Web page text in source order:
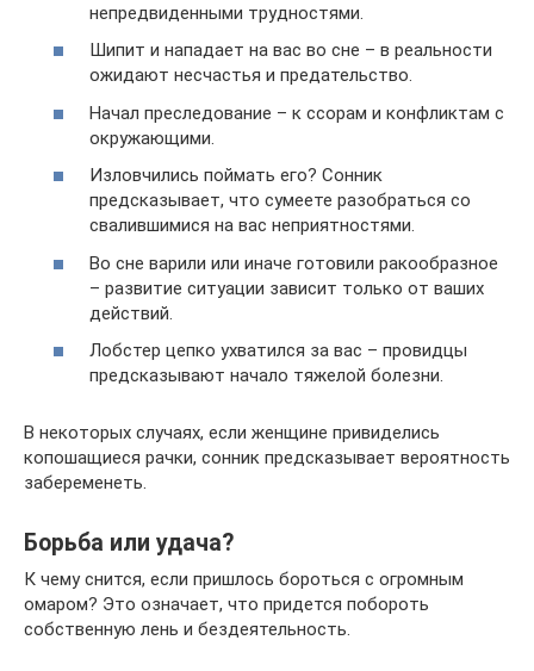
непредвиденными трудностями.
Шипит и нападает на вас во сне – в реальности
ожидают несчастья и предательство.
Начал преследование – к ссорам и конфликтам с
окружающими.
Изловчились поймать его? Сонник
предсказывает, что сумеете разобраться со
свалившимися на вас неприятностями.
Во сне варили или иначе готовили ракообразное
– развитие ситуации зависит только от ваших
действий.
Лобстер цепко ухватился за вас – провидцы
предсказывают начало тяжелой болезни.
В некоторых случаях, если женщине привиделись
копошащиеся рачки, сонник предсказывает вероятность
забеременеть.
Борьба или удача?
К чему снится, если пришлось бороться с огромным
омаром? Это означает, что придется побороть
собственную лень и бездеятельность.